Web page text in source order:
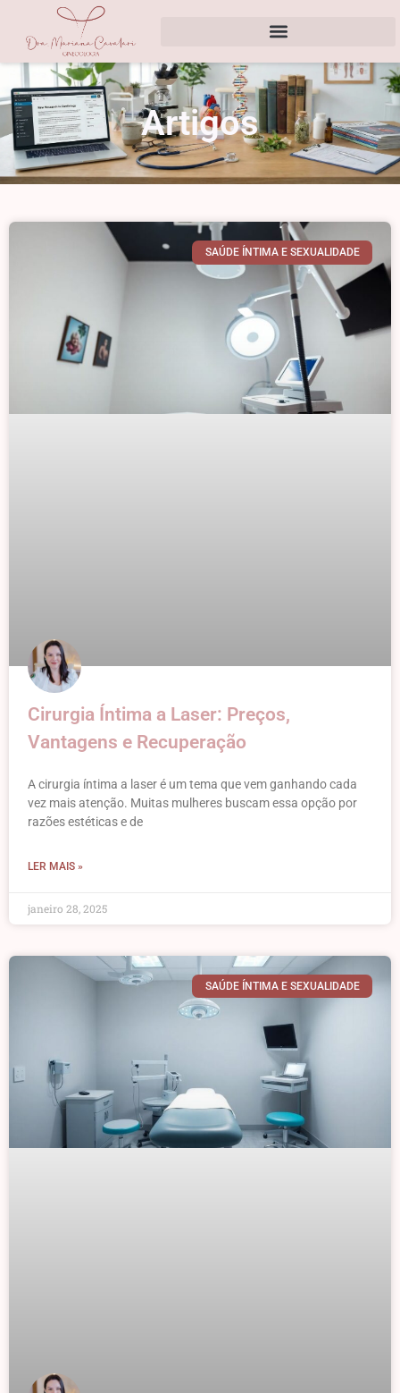
Artigos
SAÚDE ÍNTIMA E SEXUALIDADE
Cirurgia Íntima a Laser: Preços,
Vantagens e Recuperação
A cirurgia íntima a laser é um tema que vem ganhando cada
vez mais atenção. Muitas mulheres buscam essa opção por
razões estéticas e de
LER MAIS »
janeiro 28, 2025
SAÚDE ÍNTIMA E SEXUALIDADE